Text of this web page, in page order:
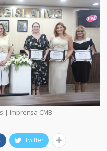
| Imprensa CMB
Twitter